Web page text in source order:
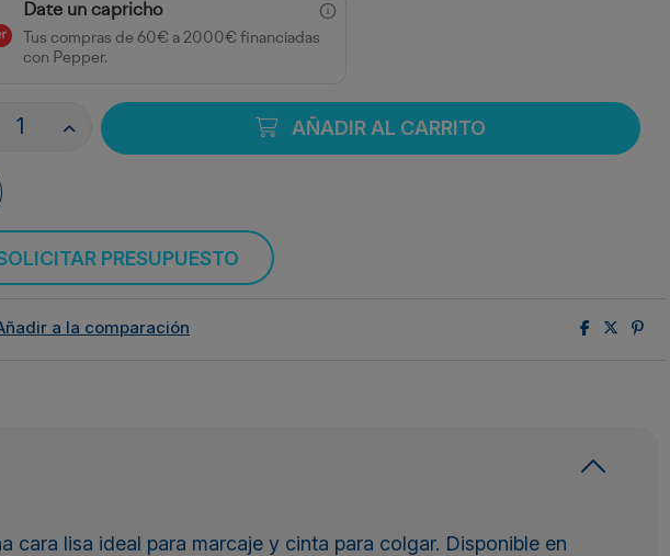
Date un capricho
Tus compras de 60€ a 2000€ financiadas
con Pepper.
AÑADIR AL CARRITO
PRESUPUESTO
a la comparación
lisa ideal para marcaje y cinta para colgar. Disponible en